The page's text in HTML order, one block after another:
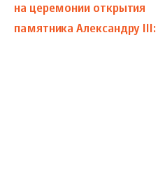
на церемонии открытия
памятника Александру III: